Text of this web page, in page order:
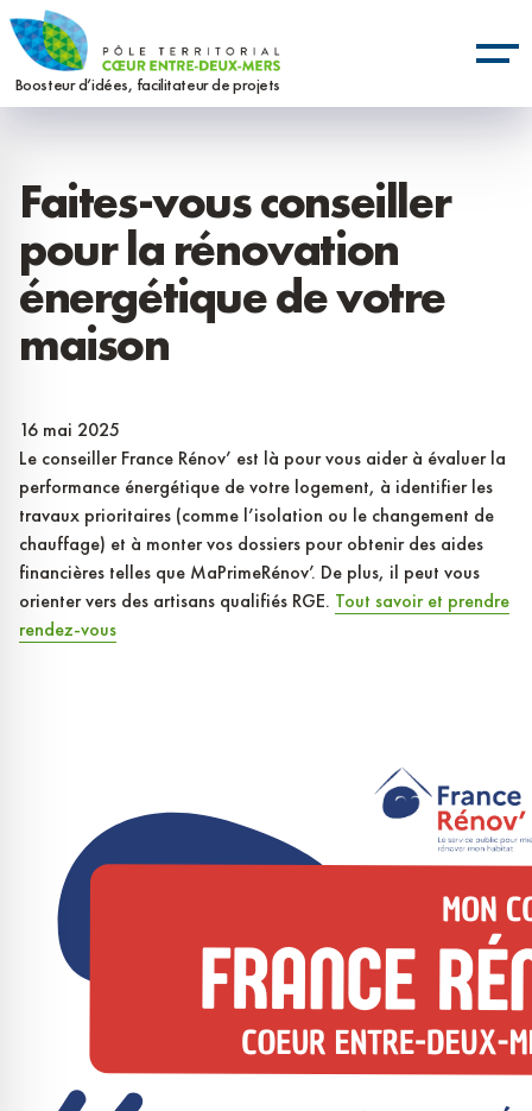
Aller
au
contenu
Boosteur d’idées, facilitateur de projets
Faites-vous conseiller
pour la rénovation
énergétique de votre
maison
16 mai 2025
Le conseiller France Rénov’ est là pour vous aider à évaluer la
performance énergétique de votre logement, à identifier les
travaux prioritaires (comme l’isolation ou le changement de
chauffage) et à monter vos dossiers pour obtenir des aides
financières telles que MaPrimeRénov’. De plus, il peut vous
orienter vers des artisans qualifiés RGE. Tout savoir et prendre
rendez-vous
Panneau de gestion des cookies